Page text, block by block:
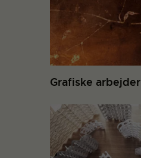
Grafiske arbejder